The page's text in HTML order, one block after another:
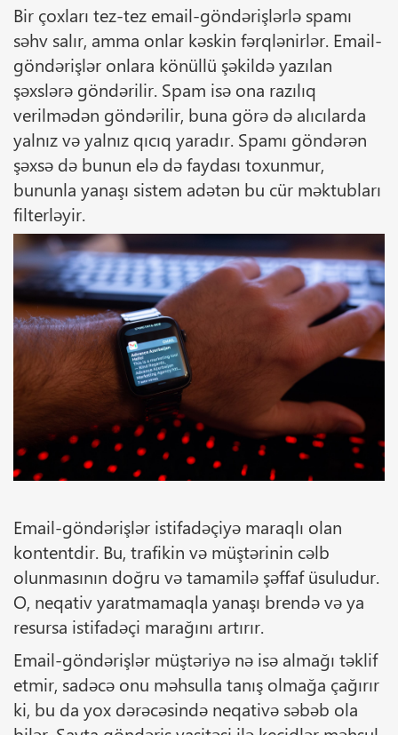
Bir çoxları tez-tez email-göndərişlərlə spamı
səhv salır, amma onlar kəskin fərqlənirlər. Email-
göndərişlər onlara könüllü şəkildə yazılan
şəxslərə göndərilir. Spam isə ona razılıq
verilmədən göndərilir, buna görə də alıcılarda
yalnız və yalnız qıcıq yaradır. Spamı göndərən
şəxsə də bunun elə də faydası toxunmur,
bununla yanaşı sistem adətən bu cür məktubları
filterləyir.
Email-göndərişlər istifadəçiyə maraqlı olan
kontentdir. Bu, trafikin və müştərinin cəlb
olunmasının doğru və tamamilə şəffaf üsuludur.
O, neqativ yaratmamaqla yanaşı brendə və ya
resursa istifadəçi marağını artırır.
Email-göndərişlər müştəriyə nə isə almağı təklif
etmir, sadəcə onu məhsulla tanış olmağa çağırır
ki, bu da yox dərəcəsində neqativə səbəb ola